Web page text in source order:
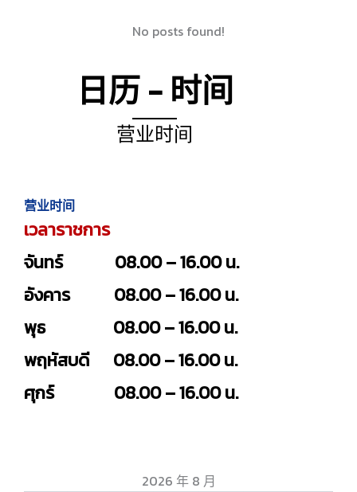
No posts found!
日历 - 时间
营业时间
营业时间
เวลาราชการ
จันทร์ 08.00 – 16.00 น.
อังคาร 08.00 – 16.00 น.
พุธ 08.00 – 16.00 น.
พฤหัสบดี 08.00 – 16.00 น.
ศุกร์ 08.00 – 16.00 น.
2026 年 8 月